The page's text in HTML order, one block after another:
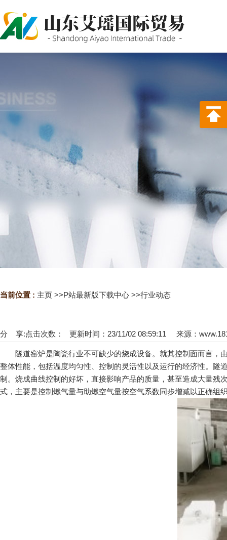
PROBURN手机网页版,P站最新
版下载,PORNHUB免登录版APP
下载
当前位置 : 主页 >>P站最新版下载中心 >>行业动态
点击次数： 更新时间：23/11/02 08:59:11 来源：
分 享:
隧道窑炉是陶瓷行业不可缺少的烧成设备。就其控制面而言，
整体性能，包括温度均匀性、控制的灵活性以及运行的经济性。
制。烧成曲线控制的好坏，直接影响产品的质量，甚至造成大量
式，主要是控制燃气量与助燃空气量按空气系数同步增减以正确组